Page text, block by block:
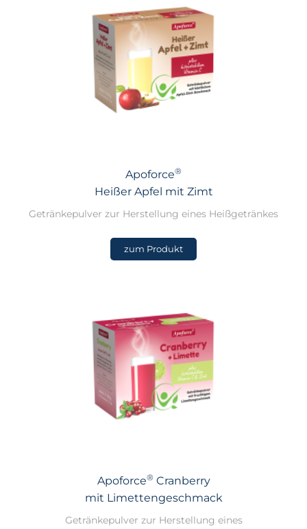
Apoforce®
Heißer Apfel mit Zimt
Getränkepulver zur Herstellung eines Heißgetränkes
zum Produkt
Apoforce® Cranberry
mit Limettengeschmack
Getränkepulver zur Herstellung eines